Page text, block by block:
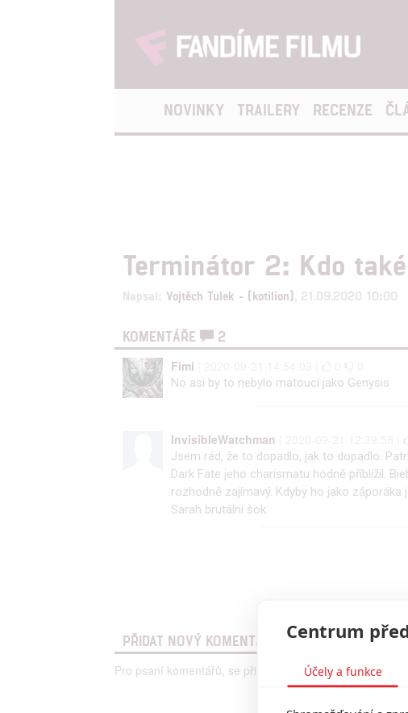
NOVINKY TRAILERY RECENZE
Terminátor 2: Kdo
Napsal: Vojtěch Tulek - (kotilion) , 21.09.2020 10:00
KOMENTÁŘE
2
Fimi
No asi by to nebylo matoucí jako Genysis
InvisibleWatchman
Jsem rád, že to dopadlo, jak to dopadlo.
Dark Fate jeho charismatu hodně příblížil.
rozhodně zajímavý. Kdyby ho jako
Sarah brutální šok.
PŘIDAT NOVÝ KOMENTÁŘ
Pro psaní komentářů, se přihlašte.
Centrum
Účely a funkce